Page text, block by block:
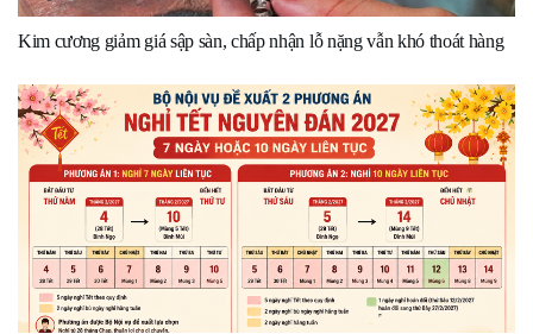
Kim cương giảm giá sập sàn, chấp nhận lỗ nặng vẫn khó thoát hàng